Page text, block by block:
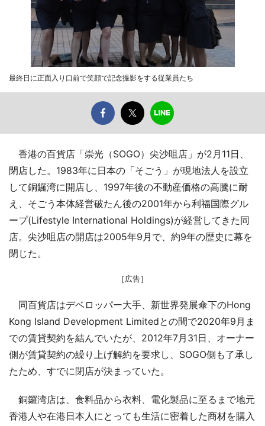
最終日に正面入り口前で笑顔で記念撮影をする従業員たち
香港の百貨店「崇光（SOGO）尖沙咀店」が2月11日、
閉店した。1983年に日本の「そごう」が現地法人を設立
して銅鑼湾に開店し、1997年後の不動産価格の高騰に耐
え、そごう本体経営破たん後の2001年から利福国際グル
ープ(Lifestyle International Holdings)が経営してきた同
店。尖沙咀店の開店は2005年9月で、約9年の歴史に幕を
閉じた。
［広告］
同百貨店はデベロッパー大手、新世界発展傘下のHong
Kong Island Development Limitedとの間で2020年9月ま
での賃貸契約を結んでいたが、2012年7月31日、オーナー
側が賃貸契約の繰り上げ解約を要求し、SOGO側も了承し
たため、すでに閉店が決まっていた。
銅鑼湾店は、食料品から衣料、電化製品に至るまで地元
香港人や在港日本人にとっても生活に密着した商材を購入